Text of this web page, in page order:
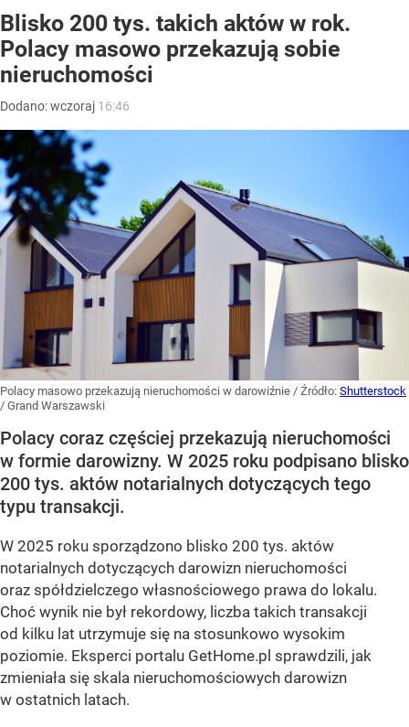
Blisko 200 tys. takich aktów w rok.
Polacy masowo przekazują sobie
nieruchomości
Dodano:wczoraj 16:46
Polacy masowo przekazują nieruchomości w darowiźnie / Źródło: Shutterstock
/ Grand Warszawski
Polacy coraz częściej przekazują nieruchomości
w formie darowizny. W 2025 roku podpisano blisko
200 tys. aktów notarialnych dotyczących tego
typu transakcji.
W 2025 roku sporządzono blisko 200 tys. aktów
notarialnych dotyczących darowizn nieruchomości
oraz spółdzielczego własnościowego prawa do lokalu.
Choć wynik nie był rekordowy, liczba takich transakcji
od kilku lat utrzymuje się na stosunkowo wysokim
poziomie. Eksperci portalu GetHome.pl sprawdzili, jak
zmieniała się skala nieruchomościowych darowizn
w ostatnich latach.